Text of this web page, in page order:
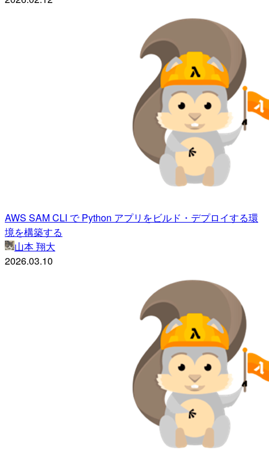
AWS SAM CLI で Python アプリをビルド・デプロイする環
境を構築する
山本 翔大
2026.03.10